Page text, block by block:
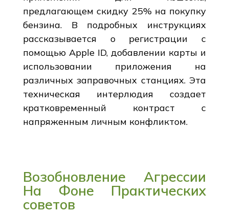
предлагающем скидку 25% на покупку
бензина. В подробных инструкциях
рассказывается о регистрации с
помощью Apple ID, добавлении карты и
использовании приложения на
различных заправочных станциях. Эта
техническая интерлюдия создает
кратковременный контраст с
напряженным личным конфликтом.
Возобновление Агрессии
На Фоне Практических
советов